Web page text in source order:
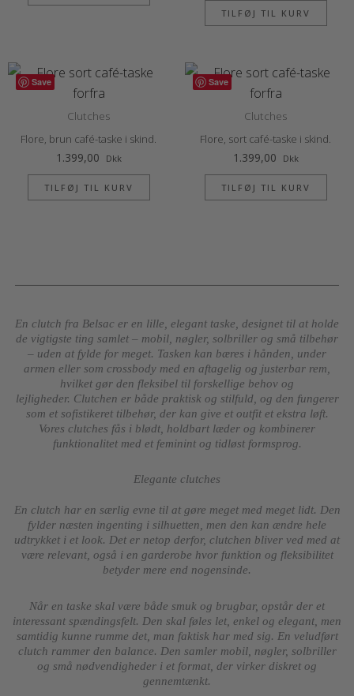
TILFØJ TIL KURV
Save
Clutches
Flore, brun café-taske i skind.
1.399,00 Dkk
TILFØJ TIL KURV
Save
Clutches
Flore, sort café-taske i skind.
1.399,00 Dkk
TILFØJ TIL KURV
En clutch fra Belsac er en lille, elegant taske, designet til at holde
de vigtigste ting samlet – mobil, nøgler, solbriller og små tilbehør
– uden at fylde for meget. Tasken kan bæres i hånden, under
armen eller som crossbody med en aftagelig og justerbar rem,
hvilket gør den fleksibel til forskellige behov og
lejligheder. Clutchen er både praktisk og stilfuld, og den fungerer
som et sofistikeret tilbehør, der kan give et outfit et ekstra løft.
Vores clutches fås i blødt, holdbart læder og kombinerer
funktionalitet med et feminint og tidløst formsprog.
Elegante clutches
En clutch har en særlig evne til at gøre meget med meget lidt. Den
fylder næsten ingenting i silhuetten, men den kan ændre hele
udtrykket i et look. Det er netop derfor, clutchen bliver ved med at
være relevant, også i en garderobe hvor funktion og fleksibilitet
betyder mere end nogensinde.
Når en taske skal være både smuk og brugbar, opstår der et
interessant spændingsfelt. Den skal føles let, enkel og elegant, men
samtidig kunne rumme det, man faktisk har med sig. En veludført
clutch rammer den balance. Den samler mobil, nøgler, solbriller
og små nødvendigheder i et format, der virker diskret og
gennemtænkt.